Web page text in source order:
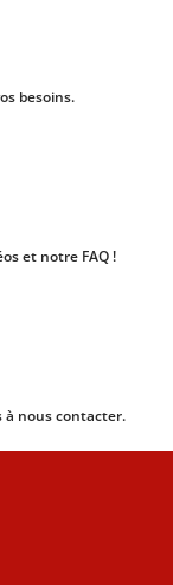
besoins.
et notre FAQ !
à nous contacter.